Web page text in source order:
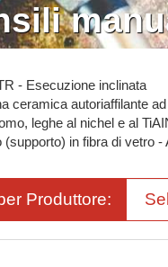
- Esecuzione inclinata
ceramica autoriaffilante
leghe al nichel e al
(supporto) in fibra di vetro
Produttore: